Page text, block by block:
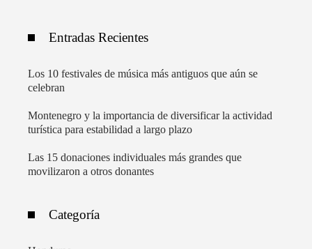
Entradas Recientes
Los 10 festivales de música más antiguos que aún se
celebran
Montenegro y la importancia de diversificar la actividad
turística para estabilidad a largo plazo
Las 15 donaciones individuales más grandes que
movilizaron a otros donantes
Categoría